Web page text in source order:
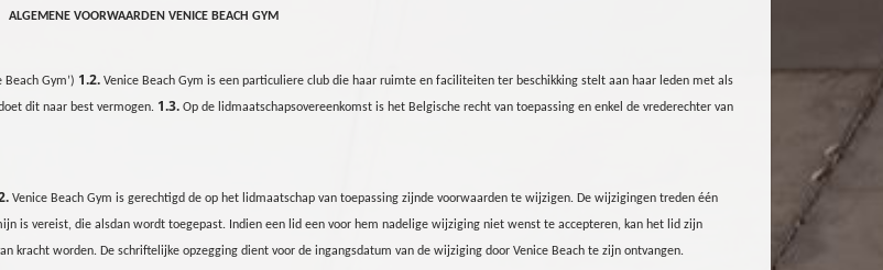
ALGEMENE VOORWAARDEN VENICE BEACH GYM
Beach Gym’) 1.2. Venice Beach Gym is een particuliere club die haar ruimte en faciliteiten ter beschikking stelt aan haar leden met als
dit naar best vermogen. 1.3. Op de lidmaatschapsovereenkomst is het Belgische recht van toepassing en enkel de vrederechter van
Venice Beach Gym is gerechtigd de op het lidmaatschap van toepassing zijnde voorwaarden te wijzigen. De wijzigingen treden één
is vereist, die alsdan wordt toegepast. Indien een lid een voor hem nadelige wijziging niet wenst te accepteren, kan het lid zijn
kracht worden. De schriftelijke opzegging dient voor de ingangsdatum van de wijziging door Venice Beach te zijn ontvangen.